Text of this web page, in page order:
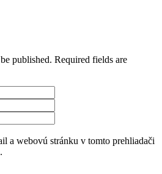
published. Required fields are
a webovú stránku v tomto prehliadači